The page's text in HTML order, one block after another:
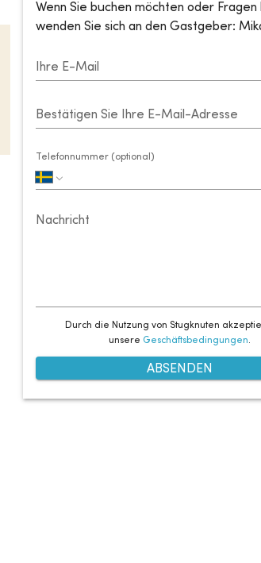
Wenn Sie buchen möchten oder Fragen
wenden Sie sich an den Gastgeber:
Ihre E-Mail
Bestätigen Sie Ihre E-Mail-Adresse
Telefonnummer (optional)
Nachricht
Durch die Nutzung von Stugknuten
unsere Geschäftsbedingungen.
ABSENDEN